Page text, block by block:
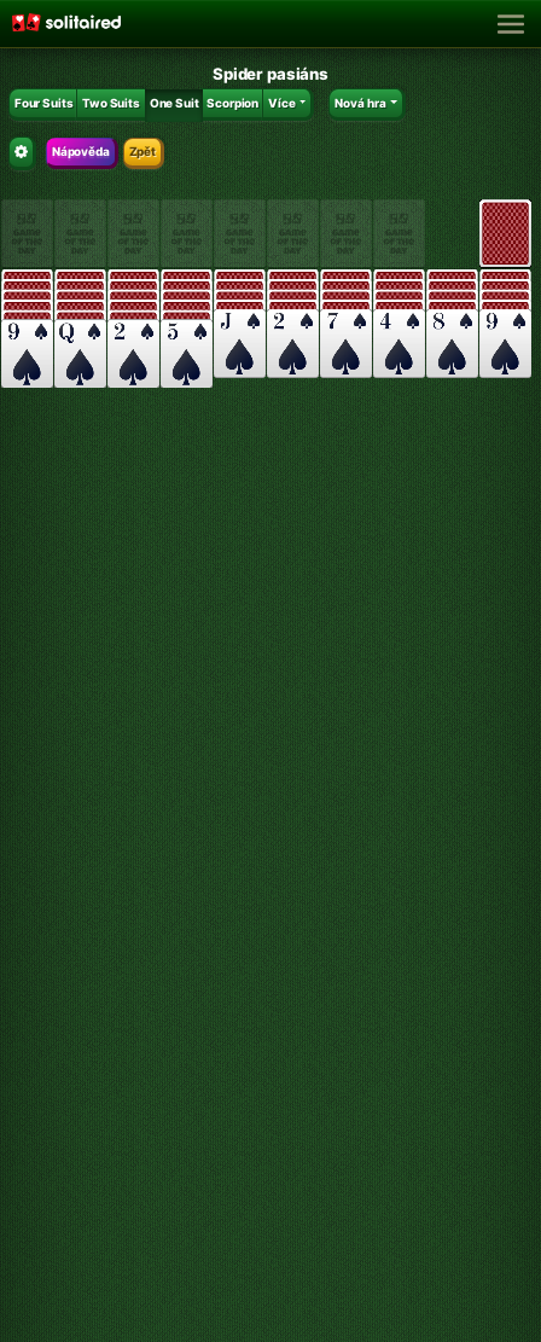
Spider pasiáns
Four Suits Two Suits One Suit Scorpion Více Nová hra
Nápověda Zpět